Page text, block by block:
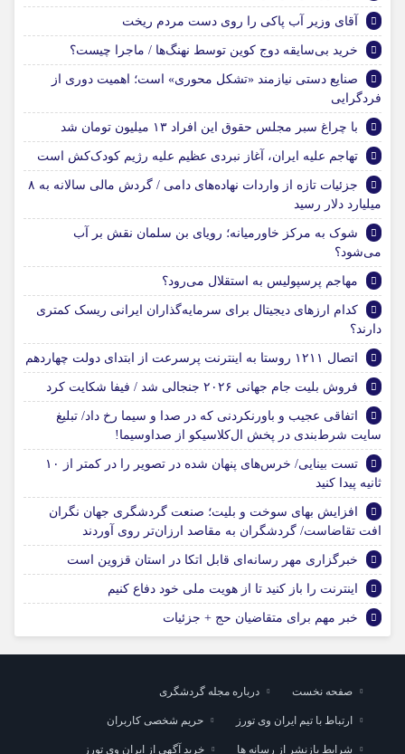
آقای وزیر آب پاکی را روی دست مردم ریخت
خرید بی‌سایقه دوج کوین توسط نهنگ‌ها / ماجرا چیست؟
صنایع دستی نیازمند «تشکل محوری» است؛ اهمیت دوری از
فردگرایی
با چراغ سبر مجلس حقوق این افراد ۱۳ میلیون تومان شد
تهاجم علیه ایران، آغاز نبردی عظیم علیه رژیم کودک‌کش است
جزئیات تازه از واردات نهاده‌های دامی / گردش مالی سالانه به ۸
میلیارد دلار رسید
شوک به مرکز خاورمیانه؛ رویای بن سلمان نقش بر آب
می‌شود؟
مهاجم پرسپولیس به استقلال می‌رود؟
کدام ارزهای دیجیتال برای سرمایه‌گذاران ایرانی ریسک کمتری
دارند؟
اتصال ۱۲۱۱ روستا به اینترنت پرسرعت از ابتدای دولت چهاردهم
فروش بلیت جام جهانی ۲۰۲۶ جنجالی شد / فیفا شکایت کرد
اتفاقی عجیب و باورنکردنی که در صدا و سیما رخ داد/ تبلیغ
سایت شرط‌بندی در پخش ال‌کلاسیکو از صداوسیما!
تست بینایی/ خرس‌های پنهان شده در تصویر را در کمتر از ۱۰
ثانیه پیدا کنید
افزایش بهای سوخت و بلیت؛ صنعت گردشگری جهان نگران
افت تقاضاست/ گردشگران به مقاصد ارزان‌تر روی آوردند
خبرگزاری مهر رسانه‌ای قابل اتکا در استان قزوین است
اینترنت را باز کنید تا از هویت ملی خود دفاع کنیم
خبر مهم برای متقاضیان حج + جزئیات
صفحه نخست درباره مجله گردشگری
ارتباط با تیم ایران وی تورز حریم شخصی کاربران
شرایط بازنشر از رسانه ها خرید آگهی از ایران وی تورز